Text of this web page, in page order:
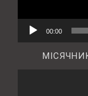
00:00